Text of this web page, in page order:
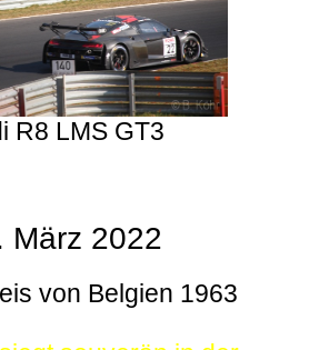
R8 LMS GT3
März 2022
von Belgien 1963